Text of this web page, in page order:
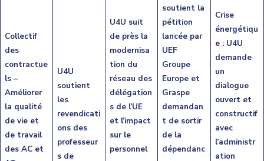
Collectif
des
contractue
ls –
Améliorer
la qualité
de vie et
de travail
des AC et
U4U
soutient
les
revendicati
ons des
professeur
s de
U4U suit
de près la
modernisa
tion du
réseau des
délégation
s de l’UE
et l’impact
sur le
personnel
soutient la
pétition
lancée par
UEF
Groupe
Europe et
Graspe
demandan
t de sortir
de la
dépendanc
Crise
énergétiqu
e : U4U
demande
un
dialogue
ouvert et
constructif
avec
l’administr
ation